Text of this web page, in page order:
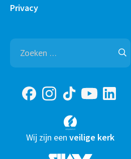
Privacy
Zoeken
naar:
Wij zijn een veilige kerk